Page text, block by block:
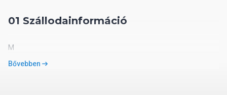
01 Szállodainformáció
M
Bővebben